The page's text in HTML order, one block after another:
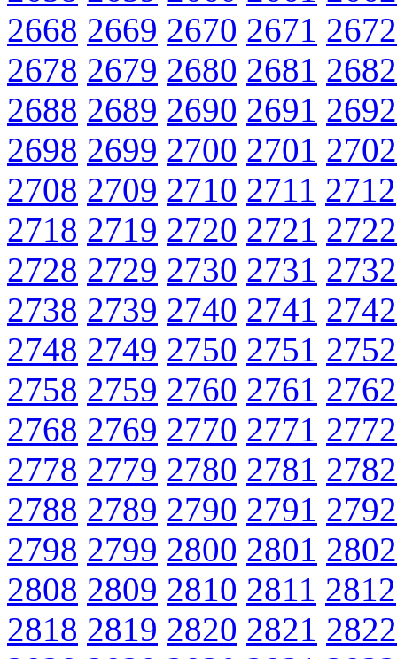
2668 2669 2670 2671 2672
2678 2679 2680 2681 2682
2688 2689 2690 2691 2692
2698 2699 2700 2701 2702
2708 2709 2710 2711 2712
2718 2719 2720 2721 2722
2728 2729 2730 2731 2732
2738 2739 2740 2741 2742
2748 2749 2750 2751 2752
2758 2759 2760 2761 2762
2768 2769 2770 2771 2772
2778 2779 2780 2781 2782
2788 2789 2790 2791 2792
2798 2799 2800 2801 2802
2808 2809 2810 2811 2812
2818 2819 2820 2821 2822